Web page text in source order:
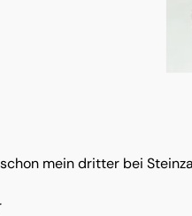
mein dritter bei